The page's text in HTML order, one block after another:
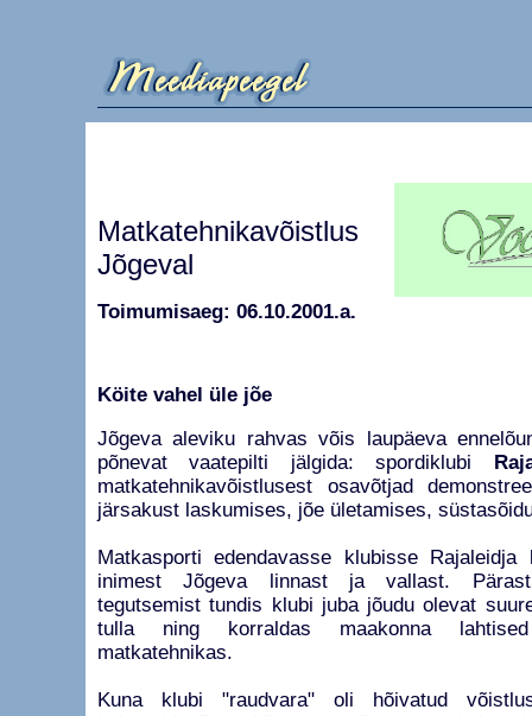
Matkatehnikavõistlus
Jõgeval
Toimumisaeg: 06.10.2001.a.
Köite vahel üle jõe
Jõgeva aleviku rahvas võis laupäeva
põnevat vaatepilti jälgida: spordiklubi
matkatehnikavõistlusest osavõtjad
järsakust laskumises, jõe ületamises,
Matkasporti edendavasse klubisse Rajaleidja
inimest Jõgeva linnast ja vallast. Pärast
tegutsemist tundis klubi juba jõudu olevat
tulla ning korraldas maakonna lahtised
matkatehnikas.
Kuna klubi "raudvara" oli hõivatud